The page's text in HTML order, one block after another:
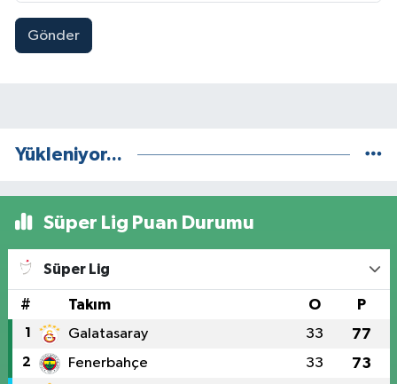
Gönder
Yükleniyor...
Süper Lig Puan Durumu
Süper Lig
# Takım O P
1 Galatasaray 33 77
2 Fenerbahçe 33 73